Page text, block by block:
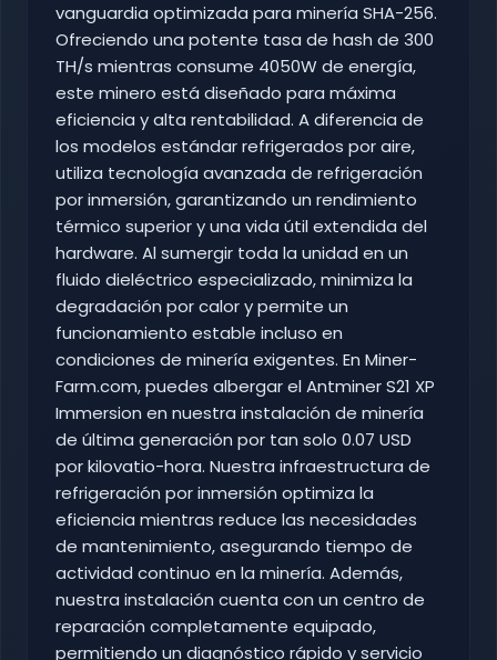
vanguardia optimizada para minería SHA-256.
Ofreciendo una potente tasa de hash de 300
TH/s mientras consume 4050W de energía,
este minero está diseñado para máxima
eficiencia y alta rentabilidad. A diferencia de
los modelos estándar refrigerados por aire,
utiliza tecnología avanzada de refrigeración
por inmersión, garantizando un rendimiento
térmico superior y una vida útil extendida del
hardware. Al sumergir toda la unidad en un
fluido dieléctrico especializado, minimiza la
degradación por calor y permite un
funcionamiento estable incluso en
condiciones de minería exigentes. En Miner-
Farm.com, puedes albergar el Antminer S21 XP
Immersion en nuestra instalación de minería
de última generación por tan solo 0.07 USD
por kilovatio-hora. Nuestra infraestructura de
refrigeración por inmersión optimiza la
eficiencia mientras reduce las necesidades
de mantenimiento, asegurando tiempo de
actividad continuo en la minería. Además,
nuestra instalación cuenta con un centro de
reparación completamente equipado,
permitiendo un diagnóstico rápido y servicio